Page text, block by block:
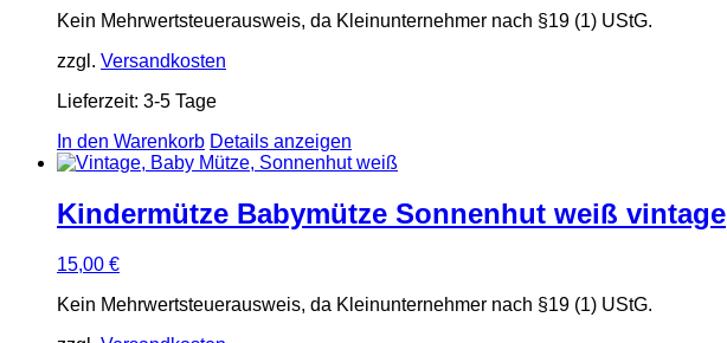
Kein Mehrwertsteuerausweis, da Kleinunternehmer nach §19 (1) UStG.
zzgl. Versandkosten
Lieferzeit: 3-5 Tage
In den Warenkorb Details anzeigen
Kindermütze Babymütze Sonnenhut weiß vintage
15,00 €
Kein Mehrwertsteuerausweis, da Kleinunternehmer nach §19 (1) UStG.